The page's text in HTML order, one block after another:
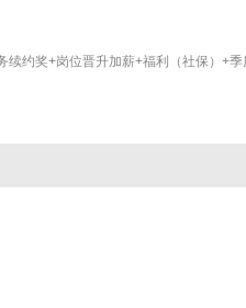
约奖+岗位晋升加薪+福利（社保）+季